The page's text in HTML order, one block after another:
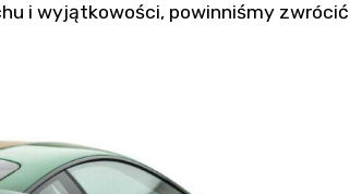
i wyjątkowości, powinniśmy zwrócić